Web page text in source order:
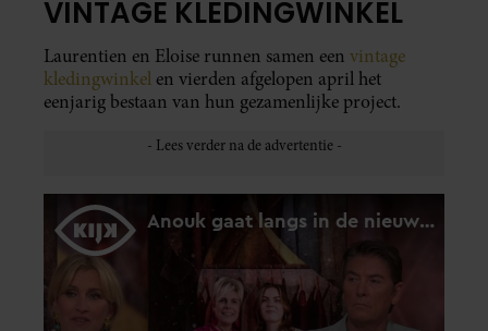
VINTAGE KLEDINGWINKEL
Laurentien en Eloise runnen samen een vintage
kledingwinkel en vierden afgelopen april het
eenjarig bestaan van hun gezamenlijke project.